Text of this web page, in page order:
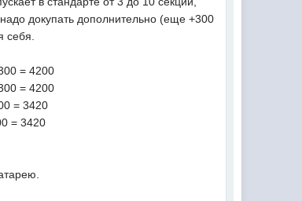
докупать дополнительно (еще +300
себя.
= 4200
= 4200
= 3420
= 3420